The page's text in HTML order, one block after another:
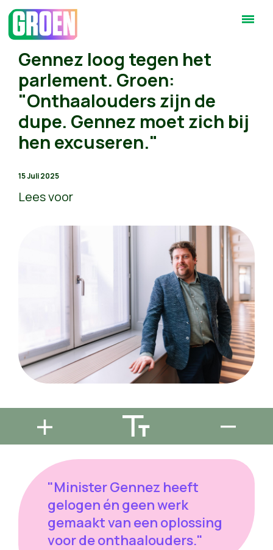
Gennez loog tegen het
parlement. Groen:
"Onthaalouders zijn de
dupe. Gennez moet zich bij
hen excuseren."
15 Juli 2025
Lees voor
"Minister Gennez heeft
gelogen én geen werk
gemaakt van een oplossing
voor de onthaalouders."